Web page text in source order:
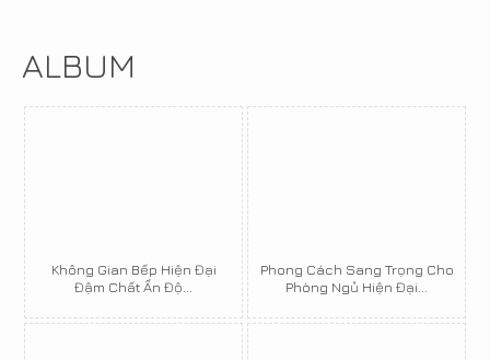
ALBUM
Không Gian Bếp Hiện Đại
Đậm Chất Ấn Độ...
Phong Cách Sang Trọng Cho
Phòng Ngủ Hiện Đại...